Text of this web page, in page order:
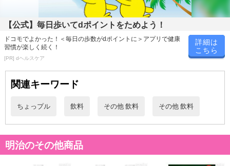
【公式】毎日歩いてdポイントをためよう！
ドコモでよかった！＜毎日の歩数がdポイントに＞アプリで健康
習慣が楽しく続く！
[PR] dヘルスケア
詳細は
こちら
関連キーワード
ちょっプル 飲料 その他 飲料 その他 飲料
明治のその他商品